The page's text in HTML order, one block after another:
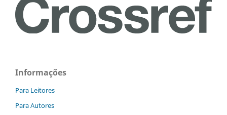
Informações
Para Leitores
Para Autores